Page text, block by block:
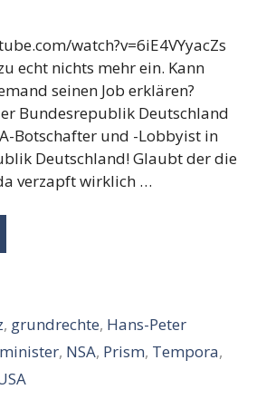
watch?v=6iE4VYyacZs
echt nichts mehr ein. Kann
seinen Job erklären?
Bundesrepublik Deutschland
Botschafter und -Lobbyist in
Deutschland! Glaubt der die
verzapft wirklich …
, grundrechte, Hans-Peter
, NSA, Prism, Tempora,